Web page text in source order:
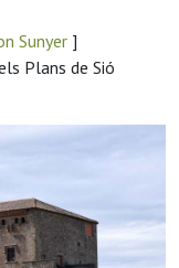
Sunyer ]
Plans de Sió